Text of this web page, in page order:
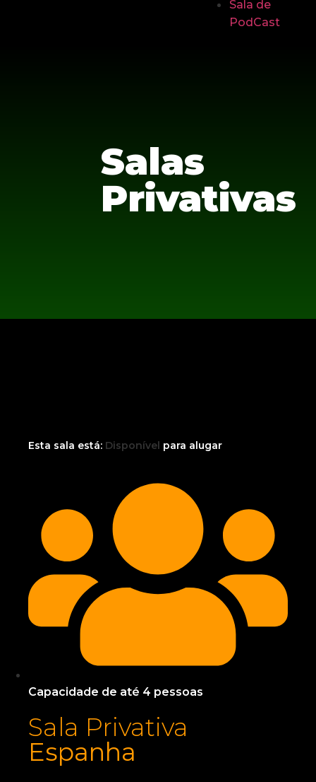
Sala de
PodCast
Salas
Privativas
Esta sala está: Disponível para alugar
Capacidade de até 4 pessoas
Sala Privativa
Espanha